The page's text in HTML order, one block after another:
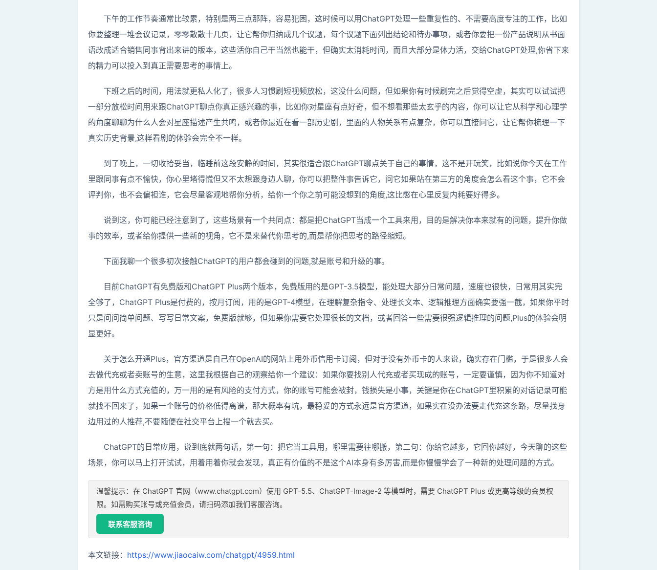
下午的工作节奏通常比较累，特别是两三点那阵，容易犯困，这时候可以用ChatGPT处理一些重复性的、不需要高度专注的工作，比如
你要整理一堆会议记录，零零散散十几页，让它帮你归纳成几个议题，每个议题下面列出结论和待办事项，或者你要把一份产品说明从书面
语改成适合销售同事背出来讲的版本，这些活你自己干当然也能干，但确实太消耗时间，而且大部分是体力活，交给ChatGPT处理,你省下来
的精力可以投入到真正需要思考的事情上。
下班之后的时间，用法就更私人化了，很多人习惯刷短视频放松，这没什么问题，但如果你有时候刷完之后觉得空虚，其实可以试试把
一部分放松时间用来跟ChatGPT聊点你真正感兴趣的事，比如你对星座有点好奇，但不想看那些太玄乎的内容，你可以让它从科学和心理学
的角度聊聊为什么人会对星座描述产生共鸣，或者你最近在看一部历史剧，里面的人物关系有点复杂，你可以直接问它，让它帮你梳理一下
真实历史背景,这样看剧的体验会完全不一样。
到了晚上，一切收拾妥当，临睡前这段安静的时间，其实很适合跟ChatGPT聊点关于自己的事情，这不是开玩笑，比如说你今天在工作
里跟同事有点不愉快，你心里堵得慌但又不太想跟身边人聊，你可以把整件事告诉它，问它如果站在第三方的角度会怎么看这个事，它不会
评判你，也不会偏袒谁，它会尽量客观地帮你分析，给你一个你之前可能没想到的角度,这比憋在心里反复内耗要好得多。
说到这，你可能已经注意到了，这些场景有一个共同点：都是把ChatGPT当成一个工具来用，目的是解决你本来就有的问题，提升你做
事的效率，或者给你提供一些新的视角，它不是来替代你思考的,而是帮你把思考的路径缩短。
下面我聊一个很多初次接触ChatGPT的用户都会碰到的问题,就是账号和升级的事。
目前ChatGPT有免费版和ChatGPT Plus两个版本，免费版用的是GPT-3.5模型，能处理大部分日常问题，速度也很快，日常用其实完
全够了，ChatGPT Plus是付费的，按月订阅，用的是GPT-4模型，在理解复杂指令、处理长文本、逻辑推理方面确实要强一截，如果你平时
只是问问简单问题、写写日常文案，免费版就够，但如果你需要它处理很长的文档，或者回答一些需要很强逻辑推理的问题,Plus的体验会明
显更好。
关于怎么开通Plus，官方渠道是自己在OpenAI的网站上用外币信用卡订阅，但对于没有外币卡的人来说，确实存在门槛，于是很多人会
去做代充或者卖账号的生意，这里我根据自己的观察给你一个建议：如果你要找别人代充或者买现成的账号，一定要谨慎，因为你不知道对
方是用什么方式充值的，万一用的是有风险的支付方式，你的账号可能会被封，钱损失是小事，关键是你在ChatGPT里积累的对话记录可能
就找不回来了，如果一个账号的价格低得离谱，那大概率有坑，最稳妥的方式永远是官方渠道，如果实在没办法要走代充这条路，尽量找身
边用过的人推荐,不要随便在社交平台上搜一个就去买。
ChatGPT的日常应用，说到底就两句话，第一句：把它当工具用，哪里需要往哪搬，第二句：你给它越多，它回你越好，今天聊的这些
场景，你可以马上打开试试，用着用着你就会发现，真正有价值的不是这个AI本身有多厉害,而是你慢慢学会了一种新的处理问题的方式。
温馨提示：在 ChatGPT 官网（www.chatgpt.com）使用 GPT-5.5、ChatGPT-Image-2 等模型时，需要 ChatGPT Plus 或更高等级的会员权
限。如需购买账号或充值会员，请扫码添加我们客服咨询。
联系客服咨询
本文链接： https://www.jiaocaiw.com/chatgpt/4959.html